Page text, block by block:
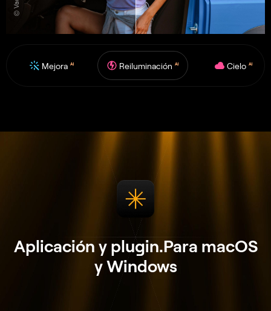
Mejora AI Reiluminación AI Cielo AI
Aplicación y plugin.Para macOS
y Windows